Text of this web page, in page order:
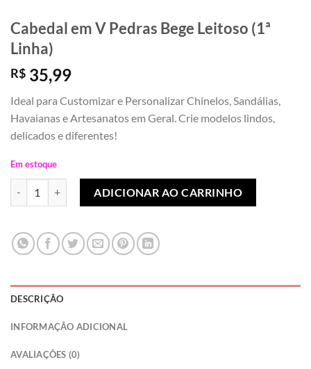
Cabedal em V Pedras Bege Leitoso (1ª
Linha)
R$ 35,99
Ideal para Customizar e Personalizar Chinelos, Sandálias,
Havaianas e Artesanatos em Geral. Crie modelos lindos,
delicados e diferentes!
Em estoque
ADICIONAR AO CARRINHO
DESCRIÇÃO
INFORMAÇÃO ADICIONAL
AVALIAÇÕES (0)